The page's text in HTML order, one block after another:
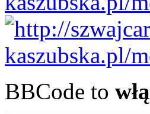
BBCode to